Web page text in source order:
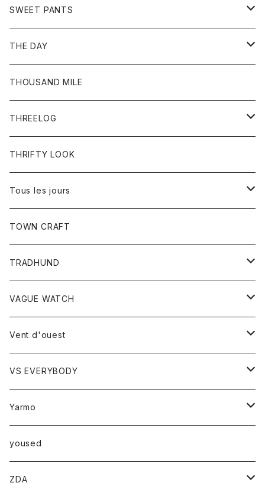
ワンピース
コート
リング
サンダル
アウター
Ｇジャン
ボトム
ジーンズ
SWEET PANTS
ボトム
ショートパンツ
THE DAY
トップス
Tシャツ
THOUSAND MILE
THREELOG
トップス
Tシャツ
THRIFTY LOOK
Tous les jours
トップス
レディース
カットソー
TOWN CRAFT
TRADHUND
セーター
ベスト
VAGUE WATCH
時計
Vent d'ouest
ボトム
スカート
トップス
ベスト
VS EVERYBODY
トップス
Ｔシャツ
Yarmo
アウター
コート
小物
yoused
ZDA